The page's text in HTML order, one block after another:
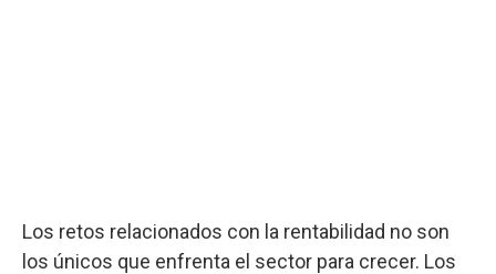
Los retos relacionados con la rentabilidad no son
los únicos que enfrenta el sector para crecer. Los